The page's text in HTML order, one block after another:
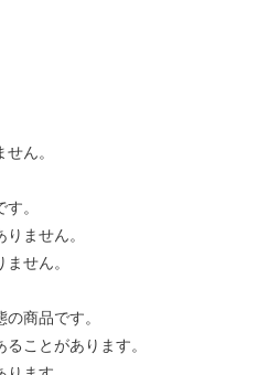
ん。
。
ません。
せん。
商品です。
ことがあります。